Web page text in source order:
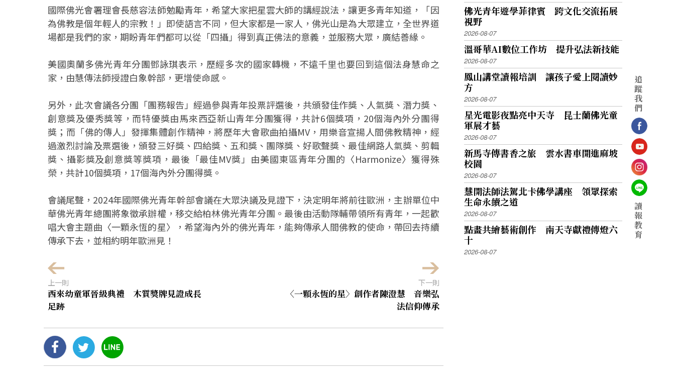
國際佛光會署理會長慈容法師勉勵青年，希望大家把星雲大師的講經說法，讓更多青年知道，「因
為佛教是個年輕人的宗教！」即使語言不同，但大家都是一家人，佛光山是為大眾建立，全世界道
場都是我們的家，期盼青年們都可以從「四攝」得到真正佛法的意義，並服務大眾，廣結善緣。
美國奧蘭多佛光青年分團鄧詠琪表示，歷經多次的國家轉機，不遠千里也要回到這個法身慧命之
家，由慧傳法師授證白象幹部，更增使命感。
另外，此次會議各分團「團務報告」經過參與青年投票評選後，共頒發佳作獎、人氣獎、潛力獎、
創意獎及優秀獎等，而特優獎由馬來西亞新山青年分團獲得，共計6個獎項，20個海內外分團得
獎；而「佛的傳人」發揮集體創作精神，將歷年大會歌曲拍攝MV，用樂音宣揚人間佛教精神，經
過激烈討論及票選後，頒發三好獎、四給獎、五和獎、團隊獎、好歌聲獎、最佳網路人氣獎、剪輯
獎、攝影獎及創意獎等獎項，最後「最佳MV獎」由美國東區青年分團的〈Harmonize〉獲得殊
榮，共計10個獎項，17個海內外分團得獎。
會議尾聲，2024年國際佛光青年幹部會議在大眾決議及見證下，決定明年將前往歐洲，主辦單位中
華佛光青年總團將象徵承辦權，移交給柏林佛光青年分團。最後由活動隊輔帶領所有青年，一起歡
唱大會主題曲〈一顆永恆的星〉，希望海內外的佛光青年，能夠傳承人間佛教的使命，帶回去持續
傳承下去，並相約明年歐洲見！
上一則
西來幼童軍晉級典禮 木質獎牌見證成長
足跡
下一則
〈一顆永恆的星〉創作者陳澄慧 音樂弘
法信仰傳承
佛光青年遊學菲律賓 跨文化交流拓展
視野
2026-08-07
溫哥華AI數位工作坊 提升弘法新技能
2026-08-07
鳳山講堂讀報培訓 讓孩子愛上閱讀妙
方
2026-08-07
星光電影夜點亮中天寺 昆士蘭佛光童
軍展才藝
2026-08-07
新馬寺傳書香之旅 雲水書車開進麻坡
校園
2026-08-07
慧開法師法駕北卡佛學講座 領眾探索
生命永續之道
2026-08-07
點畫共繪藝術創作 南天寺獻禮傳燈六
十
2026-08-07
追
蹤
我
們
讀
報
教
育